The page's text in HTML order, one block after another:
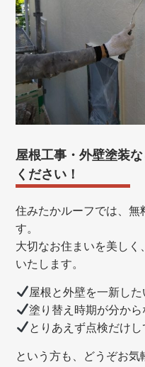
屋根工事・外壁塗装
ください！
住みたかルーフでは、
す。
大切なお住まいを美しく
いたします。
屋根と外壁を一新した
塗り替え時期が分から
とりあえず点検だけし
という方も、どうぞお気